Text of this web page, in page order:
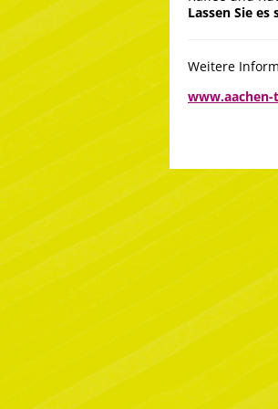
Lassen Sie es
Weitere